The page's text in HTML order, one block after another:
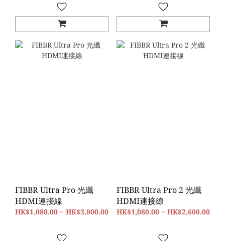
FIBBR Ultra Pro 光纖
HDMI連接線
HK$1,080.00 ~ HK$3,800.00
FIBBR Ultra Pro 2 光纖
HDMI連接線
HK$1,080.00 ~ HK$2,600.00